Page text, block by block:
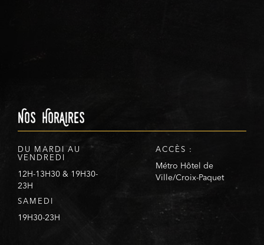
Nos HorAires
DU MARDI AU
VENDREDI
12H-13H30 & 19H30-
23H
SAMEDI
19H30-23H
ACCÈS :
Métro Hôtel de
Ville/Croix-Paquet